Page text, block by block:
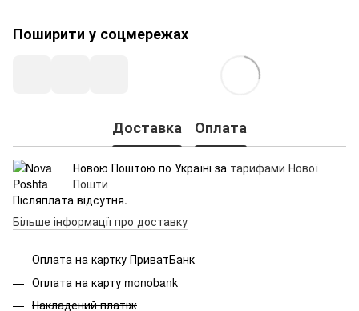
Поширити у соцмережах
Доставка Оплата
Новою Поштою по Україні за тарифами Нової
Пошти
Післяплата відсутня.
Більше інформації про доставку
Оплата на картку ПриватБанк
Оплата на карту monobank
Накладений платіж